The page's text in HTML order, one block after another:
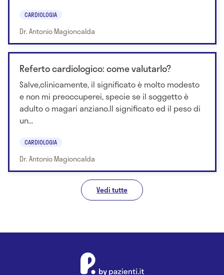
CARDIOLOGIA
Dr. Antonio Magioncalda
Referto cardiologico: come valutarlo?
Salve,clinicamente, il significato è molto modesto
e non mi preoccuperei, specie se il soggetto è
adulto o magari anziano.Il significato ed il peso di
un...
CARDIOLOGIA
Dr. Antonio Magioncalda
Vedi tutte